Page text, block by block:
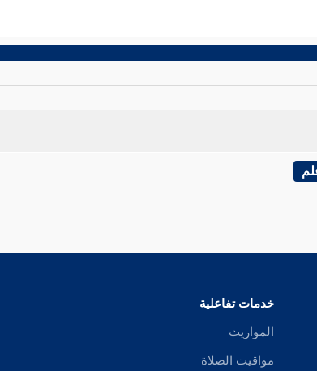
خدمات تفاعلية
المواريث
مواقيت الصلاة